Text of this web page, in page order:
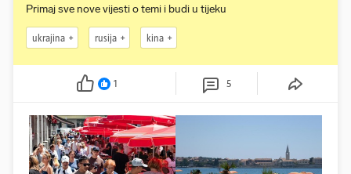
Primaj sve nove vijesti o temi i budi u tijeku
ukrajina rusija kina
1 5